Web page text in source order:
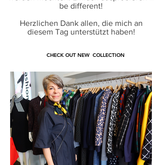
be different!
Herzlichen Dank allen, die mich an
diesem Tag unterstützt haben!
CHECK OUT NEW COLLECTION